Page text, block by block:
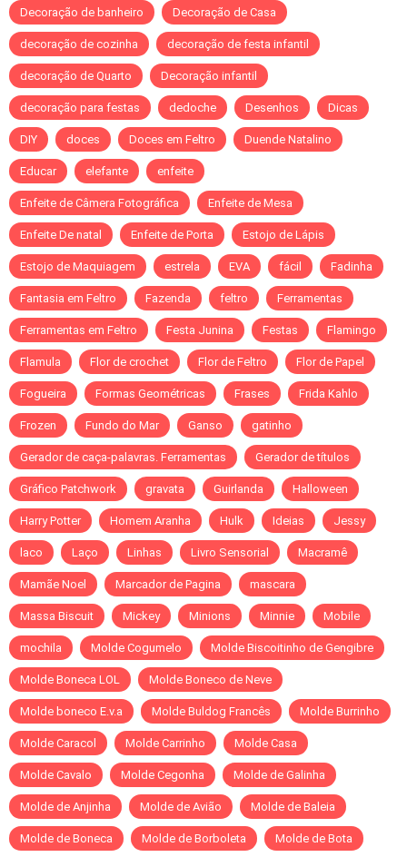
Decoração de banheiro Decoração de Casa
decoração de cozinha decoração de festa infantil
decoração de Quarto Decoração infantil
decoração para festas dedoche Desenhos Dicas
DIY doces Doces em Feltro Duende Natalino
Educar elefante enfeite
Enfeite de Câmera Fotográfica Enfeite de Mesa
Enfeite De natal Enfeite de Porta Estojo de Lápis
Estojo de Maquiagem estrela EVA fácil Fadinha
Fantasia em Feltro Fazenda feltro Ferramentas
Ferramentas em Feltro Festa Junina Festas Flamingo
Flamula Flor de crochet Flor de Feltro Flor de Papel
Fogueira Formas Geométricas Frases Frida Kahlo
Frozen Fundo do Mar Ganso gatinho
Gerador de caça-palavras. Ferramentas Gerador de títulos
Gráfico Patchwork gravata Guirlanda Halloween
Harry Potter Homem Aranha Hulk Ideias Jessy
laco Laço Linhas Livro Sensorial Macramê
Mamãe Noel Marcador de Pagina mascara
Massa Biscuit Mickey Minions Minnie Mobile
mochila Molde Cogumelo Molde Biscoitinho de Gengibre
Molde Boneca LOL Molde Boneco de Neve
Molde boneco E.v.a Molde Buldog Francês Molde Burrinho
Molde Caracol Molde Carrinho Molde Casa
Molde Cavalo Molde Cegonha Molde de Galinha
Molde de Anjinha Molde de Avião Molde de Baleia
Molde de Boneca Molde de Borboleta Molde de Bota